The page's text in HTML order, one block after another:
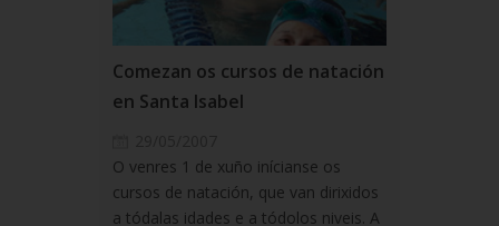
Comezan os cursos de natación
en Santa Isabel
O venres 1 de xuño inícianse os
cursos de natación, que van dirixidos
a tódalas idades e a tódolos niveis. A